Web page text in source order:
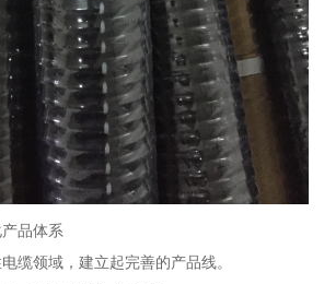
品体系
缆领域，建立起完善的产品线。